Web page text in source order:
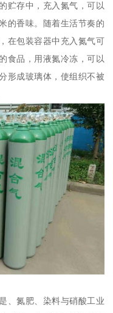
贮存中，充入氮气，可以
的香味。随着生活节奏的
在包装容器中充入氮气可
食品，用液氮冷冻，可以
形成玻璃体，使组织不被
、氮肥、染料与硝酸工业